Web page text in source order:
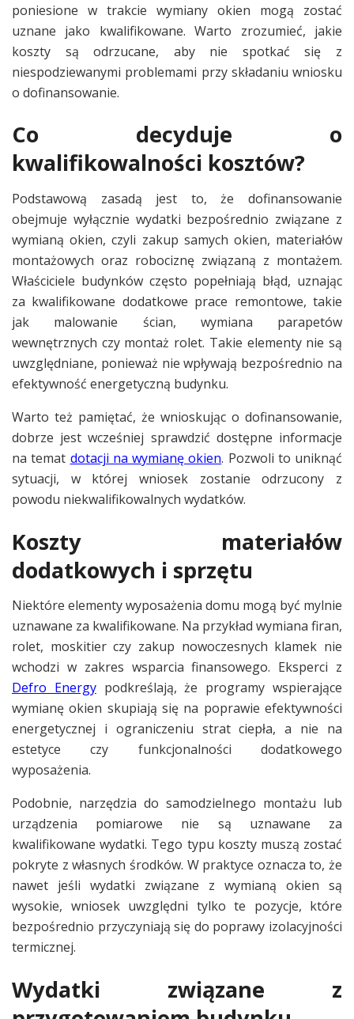
poniesione w trakcie wymiany okien mogą zostać
uznane jako kwalifikowane. Warto zrozumieć, jakie
koszty są odrzucane, aby nie spotkać się z
niespodziewanymi problemami przy składaniu wniosku
o dofinansowanie.
Co decyduje o
kwalifikowalności kosztów?
Podstawową zasadą jest to, że dofinansowanie
obejmuje wyłącznie wydatki bezpośrednio związane z
wymianą okien, czyli zakup samych okien, materiałów
montażowych oraz robociznę związaną z montażem.
Właściciele budynków często popełniają błąd, uznając
za kwalifikowane dodatkowe prace remontowe, takie
jak malowanie ścian, wymiana parapetów
wewnętrznych czy montaż rolet. Takie elementy nie są
uwzględniane, ponieważ nie wpływają bezpośrednio na
efektywność energetyczną budynku.
Warto też pamiętać, że wnioskując o dofinansowanie,
dobrze jest wcześniej sprawdzić dostępne informacje
na temat dotacji na wymianę okien. Pozwoli to uniknąć
sytuacji, w której wniosek zostanie odrzucony z
powodu niekwalifikowalnych wydatków.
Koszty materiałów
dodatkowych i sprzętu
Niektóre elementy wyposażenia domu mogą być mylnie
uznawane za kwalifikowane. Na przykład wymiana firan,
rolet, moskitier czy zakup nowoczesnych klamek nie
wchodzi w zakres wsparcia finansowego. Eksperci z
Defro Energypodkreślają, że programy wspierające
wymianę okien skupiają się na poprawie efektywności
energetycznej i ograniczeniu strat ciepła, a nie na
estetyce czy funkcjonalności dodatkowego
wyposażenia.
Podobnie, narzędzia do samodzielnego montażu lub
urządzenia pomiarowe nie są uznawane za
kwalifikowane wydatki. Tego typu koszty muszą zostać
pokryte z własnych środków. W praktyce oznacza to, że
nawet jeśli wydatki związane z wymianą okien są
wysokie, wniosek uwzględni tylko te pozycje, które
bezpośrednio przyczyniają się do poprawy izolacyjności
termicznej.
Wydatki związane z